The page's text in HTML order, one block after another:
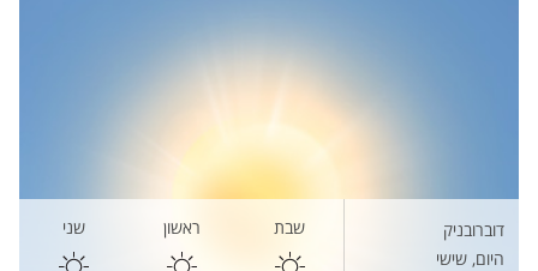
דוברובניק
היום, שישי
שבת ראשון שני